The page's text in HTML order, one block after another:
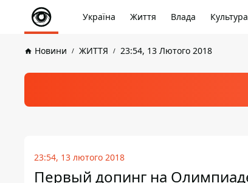
Україна Життя Влада Культура
Новини ЖИТТЯ 23:54, 13 Лютого 2018
23:54, 13 лютого 2018
Первый допинг на